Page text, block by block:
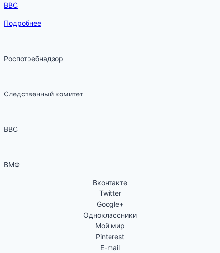
ВВС
Подробнее
Роспотребнадзор
Следственный комитет
ВВС
ВМФ
Вконтакте
Twitter
Google+
Одноклассники
Мой мир
Pinterest
E-mail